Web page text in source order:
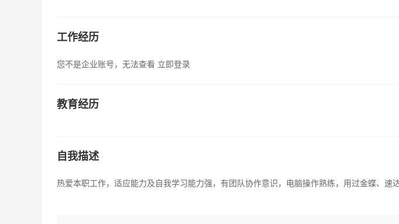
工作经历
您不是企业账号，无法查看 立即登录
教育经历
自我描述
热爱本职工作，适应能力及自我学习能力强，有团队协作意识，电脑操作熟练，用过金蝶、速